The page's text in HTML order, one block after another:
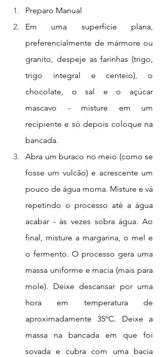
Preparo Manual
Em uma superfície plana,
preferencialmente de mármore ou
granito, despeje as farinhas (trigo,
trigo integral e centeio), o
chocolate, o sal e o açúcar
mascavo - misture em um
recipiente e só depois coloque na
bancada.
Abra um buraco no meio (como se
fosse um vulcão) e acrescente um
pouco de água morna. Misture e vá
repetindo o processo até a água
acabar - às vezes sobra água. Ao
final, misture a margarina, o mel e
o fermento. O processo gera uma
massa uniforme e macia (mais para
mole). Deixe descansar por uma
hora em temperatura de
aproximadamente 35ºC. Deixe a
massa na bancada em que foi
sovada e cubra com uma bacia